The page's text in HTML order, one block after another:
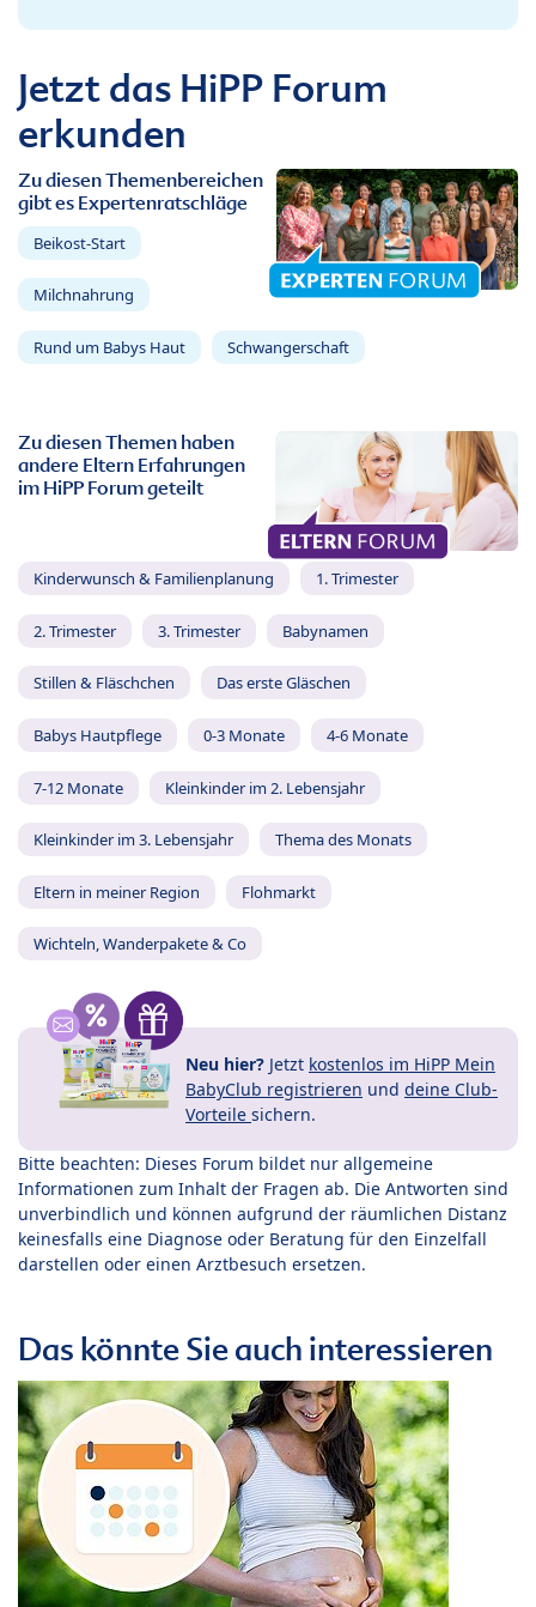
Jetzt das HiPP Forum
erkunden
Zu diesen Themenbereichen
gibt es Expertenratschläge
Beikost-Start
Milchnahrung
Rund um Babys Haut Schwangerschaft
Zu diesen Themen haben
andere Eltern Erfahrungen
im HiPP Forum geteilt
Kinderwunsch & Familienplanung 1. Trimester
2. Trimester 3. Trimester Babynamen
Stillen & Fläschchen Das erste Gläschen
Babys Hautpflege 0-3 Monate 4-6 Monate
7-12 Monate Kleinkinder im 2. Lebensjahr
Kleinkinder im 3. Lebensjahr Thema des Monats
Eltern in meiner Region Flohmarkt
Wichteln, Wanderpakete & Co
Neu hier? Jetzt kostenlos im HiPP Mein
BabyClub registrieren und deine Club-
Vorteile sichern.
Bitte beachten: Dieses Forum bildet nur allgemeine
Informationen zum Inhalt der Fragen ab. Die Antworten sind
unverbindlich und können aufgrund der räumlichen Distanz
keinesfalls eine Diagnose oder Beratung für den Einzelfall
darstellen oder einen Arztbesuch ersetzen.
Das könnte Sie auch interessieren